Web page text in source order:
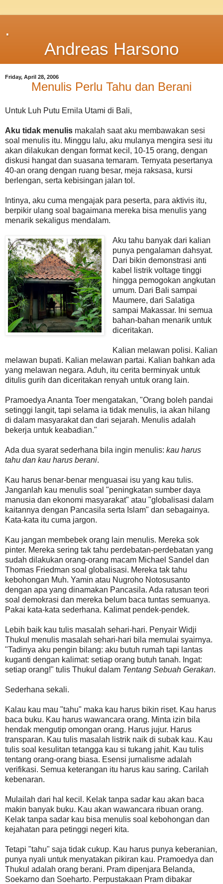
.
Andreas Harsono
Friday, April 28, 2006
Menulis Perlu Tahu dan Berani
Untuk Luh Putu Ernila Utami di Bali,
Aku tidak menulis makalah saat aku membawakan sesi
soal menulis itu. Minggu lalu, aku mulanya mengira sesi itu
akan dilakukan dengan format kecil, 10-15 orang, dengan
diskusi hangat dan suasana temaram. Ternyata pesertanya
40-an orang dengan ruang besar, meja raksasa, kursi
berlengan, serta kebisingan jalan tol.
Intinya, aku cuma mengajak para peserta, para aktivis itu,
berpikir ulang soal bagaimana mereka bisa menulis yang
menarik sekaligus mendalam.
Aku tahu banyak dari kalian
punya pengalaman dahsyat.
Dari bikin demonstrasi anti
kabel listrik voltage tinggi
hingga pemogokan angkutan
umum. Dari Bali sampai
Maumere, dari Salatiga
sampai Makassar. Ini semua
bahan-bahan menarik untuk
diceritakan.
Kalian melawan polisi. Kalian
melawan bupati. Kalian melawan partai. Kalian bahkan ada
yang melawan negara. Aduh, itu cerita berminyak untuk
ditulis gurih dan diceritakan renyah untuk orang lain.
Pramoedya Ananta Toer mengatakan, "Orang boleh pandai
setinggi langit, tapi selama ia tidak menulis, ia akan hilang
di dalam masyarakat dan dari sejarah. Menulis adalah
bekerja untuk keabadian."
Ada dua syarat sederhana bila ingin menulis: kau harus
tahu dan kau harus berani.
Kau harus benar-benar menguasai isu yang kau tulis.
Janganlah kau menulis soal "peningkatan sumber daya
manusia dan ekonomi masyarakat" atau "globalisasi dalam
kaitannya dengan Pancasila serta Islam" dan sebagainya.
Kata-kata itu cuma jargon.
Kau jangan membebek orang lain menulis. Mereka sok
pinter. Mereka sering tak tahu perdebatan-perdebatan yang
sudah dilakukan orang-orang macam Michael Sandel dan
Thomas Friedman soal globalisasi. Mereka tak tahu
kebohongan Muh. Yamin atau Nugroho Notosusanto
dengan apa yang dinamakan Pancasila. Ada ratusan teori
soal demokrasi dan mereka belum baca tuntas semuanya.
Pakai kata-kata sederhana. Kalimat pendek-pendek.
Lebih baik kau tulis masalah sehari-hari. Penyair Widji
Thukul menulis masalah sehari-hari bila memulai syairnya.
"Tadinya aku pengin bilang: aku butuh rumah tapi lantas
kuganti dengan kalimat: setiap orang butuh tanah. Ingat:
setiap orang!" tulis Thukul dalam Tentang Sebuah Gerakan.
Sederhana sekali.
Kalau kau mau "tahu" maka kau harus bikin riset. Kau harus
baca buku. Kau harus wawancara orang. Minta izin bila
hendak mengutip omongan orang. Harus jujur. Harus
transparan. Kau tulis masalah listrik naik di subak kau. Kau
tulis soal kesulitan tetangga kau si tukang jahit. Kau tulis
tentang orang-orang biasa. Esensi jurnalisme adalah
verifikasi. Semua keterangan itu harus kau saring. Carilah
kebenaran.
Mulailah dari hal kecil. Kelak tanpa sadar kau akan baca
makin banyak buku. Kau akan wawancara ribuan orang.
Kelak tanpa sadar kau bisa menulis soal kebohongan dan
kejahatan para petinggi negeri kita.
Tetapi "tahu" saja tidak cukup. Kau harus punya keberanian,
punya nyali untuk menyatakan pikiran kau. Pramoedya dan
Thukul adalah orang berani. Pram dipenjara Belanda,
Soekarno dan Soeharto. Perpustakaan Pram dibakar